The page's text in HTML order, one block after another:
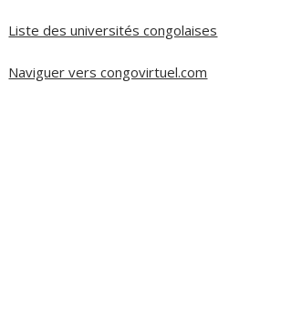
Liste des universités congolaises
Naviguer vers congovirtuel.com